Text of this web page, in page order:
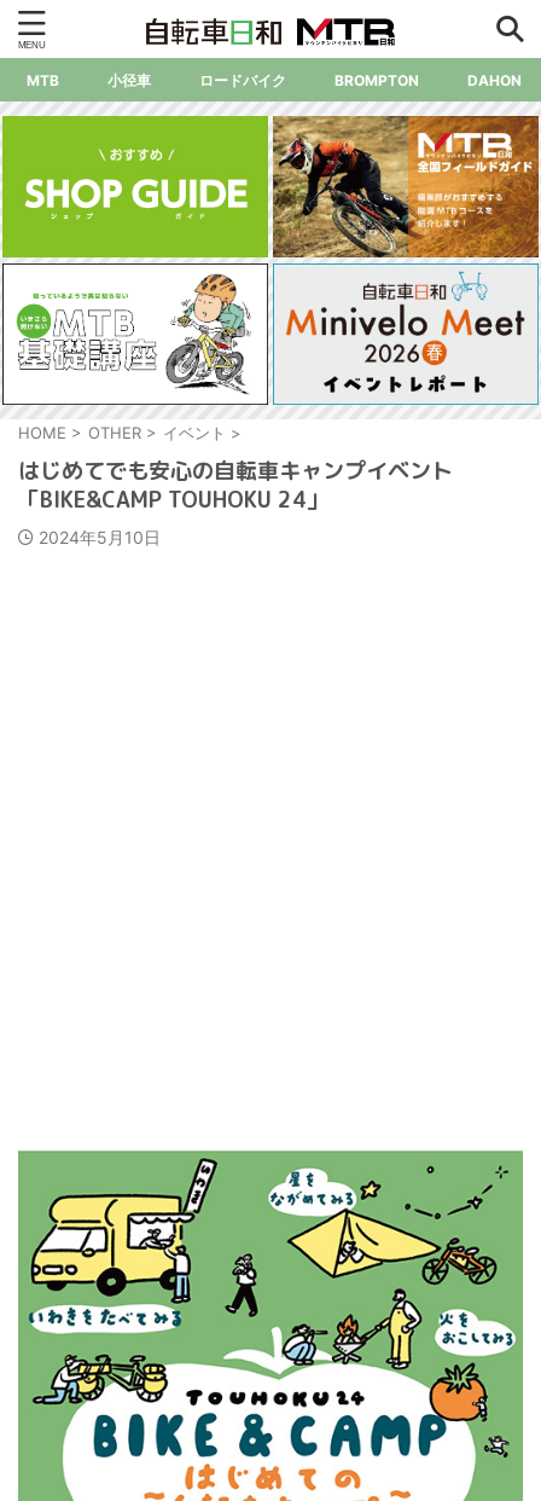
MTB 小径車 ロードバイク BROMPTON DAHON
HOME > OTHER > イベント >
はじめてでも安心の自転車キャンプイベント
「BIKE&CAMP TOUHOKU 24」
2024年5月10日